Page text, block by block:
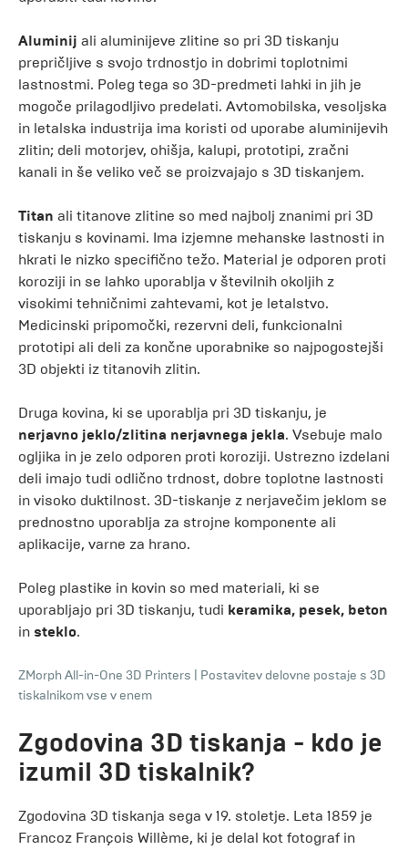
Aluminij ali aluminijeve zlitine so pri 3D tiskanju
prepričljive s svojo trdnostjo in dobrimi toplotnimi
lastnostmi. Poleg tega so 3D-predmeti lahki in jih je
mogoče prilagodljivo predelati. Avtomobilska, vesoljska
in letalska industrija ima koristi od uporabe aluminijevih
zlitin; deli motorjev, ohišja, kalupi, prototipi, zračni
kanali in še veliko več se proizvajajo s 3D tiskanjem.
Titan ali titanove zlitine so med najbolj znanimi pri 3D
tiskanju s kovinami. Ima izjemne mehanske lastnosti in
hkrati le nizko specifično težo. Material je odporen proti
koroziji in se lahko uporablja v številnih okoljih z
visokimi tehničnimi zahtevami, kot je letalstvo.
Medicinski pripomočki, rezervni deli, funkcionalni
prototipi ali deli za končne uporabnike so najpogostejši
3D objekti iz titanovih zlitin.
Druga kovina, ki se uporablja pri 3D tiskanju, je
nerjavno jeklo/zlitina nerjavnega jekla. Vsebuje malo
ogljika in je zelo odporen proti koroziji. Ustrezno izdelani
deli imajo tudi odlično trdnost, dobre toplotne lastnosti
in visoko duktilnost. 3D-tiskanje z nerjavečim jeklom se
prednostno uporablja za strojne komponente ali
aplikacije, varne za hrano.
Poleg plastike in kovin so med materiali, ki se
uporabljajo pri 3D tiskanju, tudi keramika, pesek, beton
in steklo.
ZMorph All-in-One 3D Printers
Postavitev delovne postaje s 3D
tiskalnikom vse v enem
Zgodovina 3D tiskanja - kdo je
izumil 3D tiskalnik?
Zgodovina 3D tiskanja sega v 19. stoletje. Leta 1859 je
Francoz François Willème, ki je delal kot fotograf in